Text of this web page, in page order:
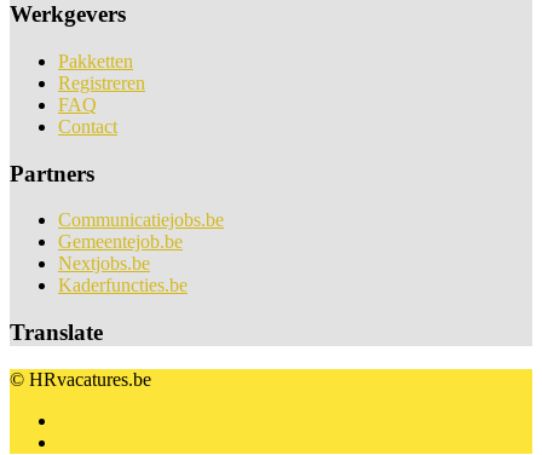
Werkgevers
Pakketten
Registreren
FAQ
Contact
Partners
Communicatiejobs.be
Gemeentejob.be
Nextjobs.be
Kaderfuncties.be
Translate
© HRvacatures.be